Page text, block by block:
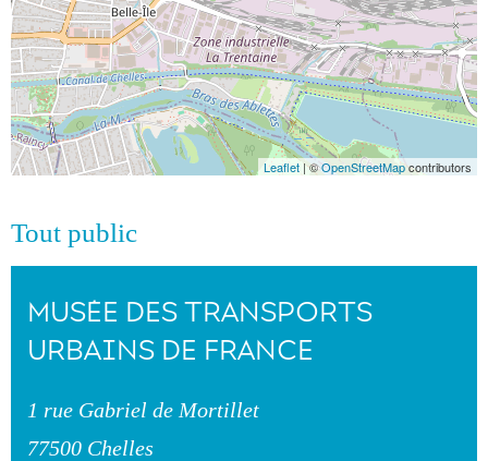
Leaflet| ©OpenStreetMapcontributors
Tout public
MUSÉE DES TRANSPORTS
URBAINS DE FRANCE
1 rue Gabriel de Mortillet
77500 Chelles